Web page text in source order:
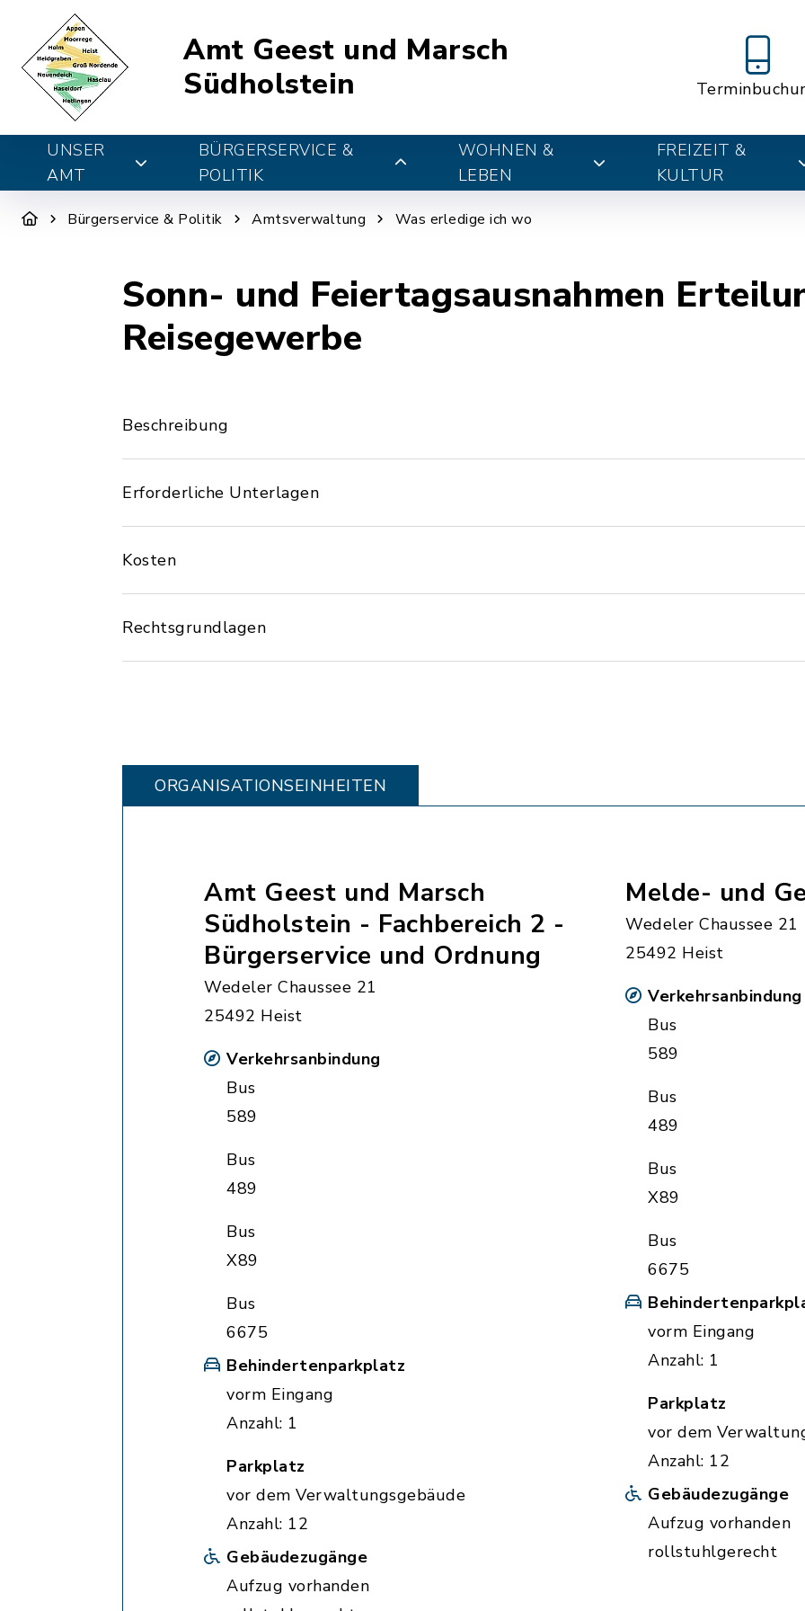
Amt Geest und Marsch
Südholstein
UNSER
AMT
BÜRGERSERVICE &
POLITIK
WOHNEN &
LEBEN
FREIZEIT &
KULTUR
Bürgerservice & Politik Amtsverwaltung Was erledige ich wo
Sonn- und Feiertagsausnahmen
Reisegewerbe
Beschreibung
Erforderliche Unterlagen
Kosten
Rechtsgrundlagen
ORGANISATIONS­EINHEITEN
Amt Geest und Marsch
Südholstein - Fachbereich 2 -
Bürgerservice und Ordnung
Wedeler Chaussee 21
25492 Heist
Verkehrsanbindung
Bus
589
Bus
489
Bus
X89
Bus
6675
Behindertenparkplatz
vorm Eingang
Anzahl: 1
Parkplatz
vor dem Verwaltungsgebäude
Anzahl: 12
Gebäudezugänge
Aufzug vorhanden
Melde- und
Wedeler Chaussee 21
25492 Heist
Verkehrsanbindung
Bus
589
Bus
489
Bus
X89
Bus
6675
vorm Eingang
Anzahl: 1
Parkplatz
vor dem
Anzahl: 12
Gebäudezugänge
Aufzug vorhanden
rollstuhlgerecht